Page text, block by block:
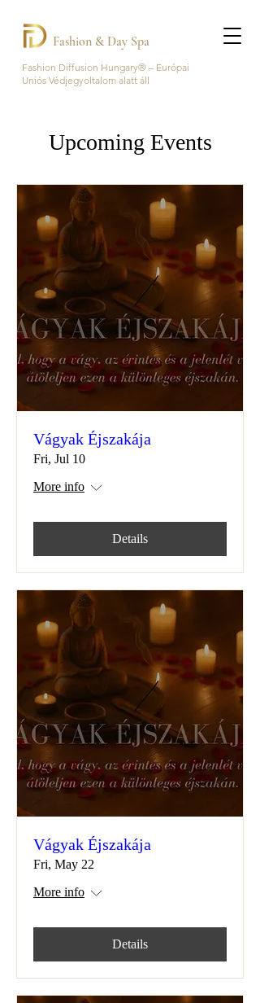
Fashion Diffusion Hungary® – Európai
Uniós Védjegyoltalom alatt áll
Fashion & Day Spa
Upcoming Events
Vágyak Éjszakája
Fri, Jul 10
More info
Details
Vágyak Éjszakája
Fri, May 22
More info
Details